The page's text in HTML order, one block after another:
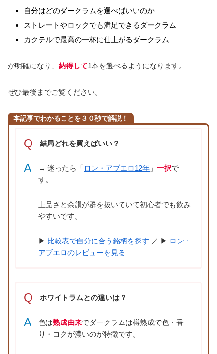
自分はどのダークラムを選べばいいのか
ストレートやロックでも満足できるダークラム
カクテルで最高の一杯に仕上がるダークラム
が明確になり、 納得して1本を選べるようになります。
ぜひ最後までご覧ください。
本記事でわかることを３０秒で解説！
Q 結局どれを買えばいい？
A → 迷ったら「ロン・アブエロ12年 」一択で
す。
上品さと余韻が群を抜いていて初心者でも飲み
やすいです。
▶ 比較表で自分に合う銘柄を探す ／ ▶ ロン・
アブエロのレビューを見る
Q ホワイトラムとの違いは？
A 色は熟成由来でダークラムは樽熟成で色・香
り・コクが濃いのが特徴です。